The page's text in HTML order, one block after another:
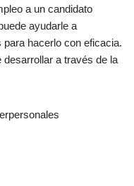
a un candidato
ayudarle a
hacerlo con eficacia.
desarrollar a través de la